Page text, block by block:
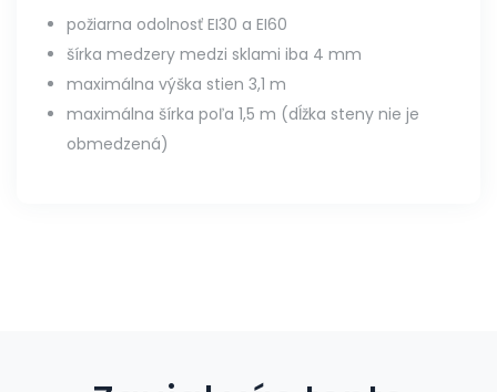
požiarna odolnosť EI30 a EI60
šírka medzery medzi sklami iba 4 mm
maximálna výška stien 3,1 m
maximálna šírka poľa 1,5 m (dĺžka steny nie je
obmedzená)